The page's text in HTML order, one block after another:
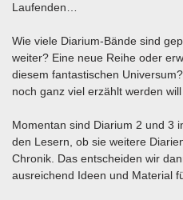
Laufenden…
Wie viele Diarium-Bände sind
weiter? Eine neue Reihe oder
diesem fantastischen
noch ganz viel erzählt werden
Momentan sind Diarium 2 und 3
den Lesern, ob sie weitere
Chronik. Das entscheiden wir
ausreichend Ideen und Material